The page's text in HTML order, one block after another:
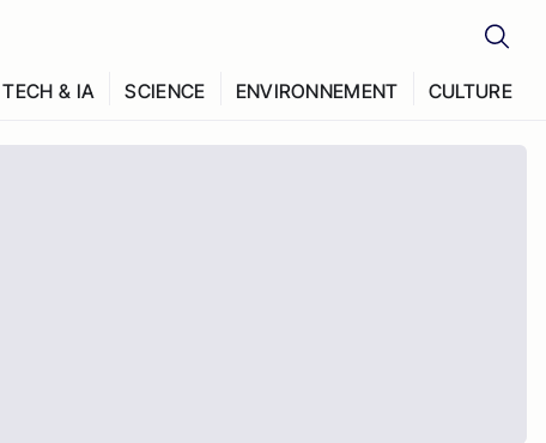
TECH & IA SCIENCE ENVIRONNEMENT CULTURE